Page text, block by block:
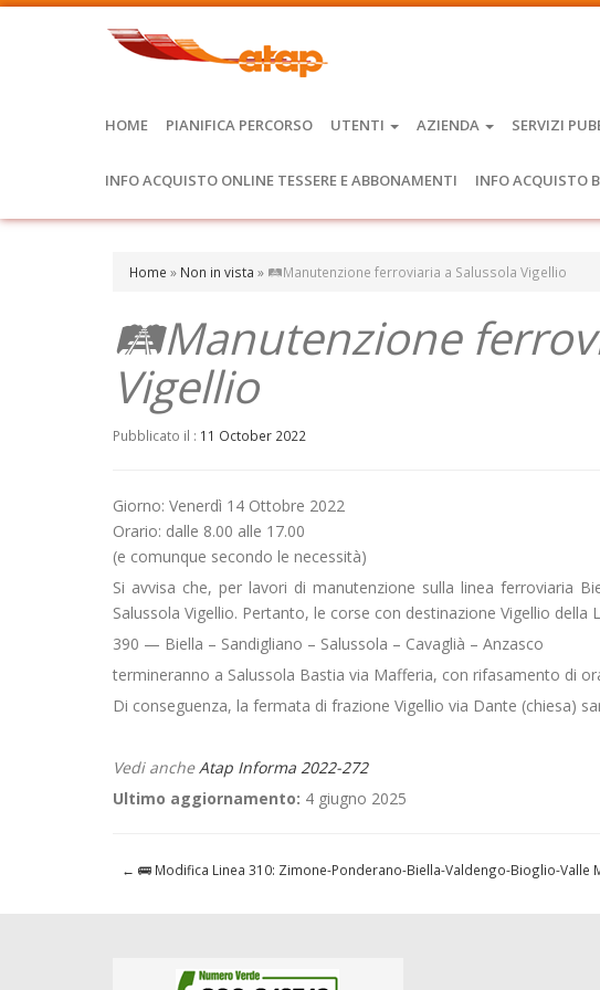
HOME PIANIFICA PERCORSO UTENTI AZIENDA SERVIZI
INFO ACQUISTO ONLINE TESSERE E ABBONAMENTI INFO ACQUISTO
Home » Non in vista » 🛤️Manutenzione ferroviaria a Salussola Vigellio
🛤️Manutenzione
Vigellio
Pubblicato il : 11 October 2022
Giorno: Venerdì 14 Ottobre 2022
Orario: dalle 8.00 alle 17.00
(e comunque secondo le necessità)
Si avvisa che, per lavori di manutenzione sulla linea ferroviaria
Salussola Vigellio. Pertanto, le corse con destinazione Vigellio della
390 — Biella – Sandigliano – Salussola – Cavaglià – Anzasco
termineranno a Salussola Bastia via Mafferia, con rifasamento di
Di conseguenza, la fermata di frazione Vigellio via Dante (chiesa)
Vedi ancheAtap Informa 2022-272
Ultimo aggiornamento: 4 giugno 2025
← 🚌 Modifica Linea 310: Zimone-Ponderano-Biella-Valdengo-Bioglio-Valle